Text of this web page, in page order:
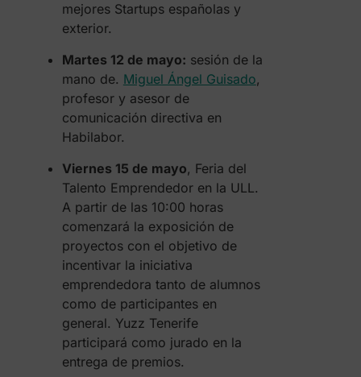
mejores Startups españolas y
exterior.
Martes 12 de mayo: sesión de la
mano de. Miguel Ángel Guisado,
profesor y asesor de
comunicación directiva en
Habilabor.
Viernes 15 de mayo, Feria del
Talento Emprendedor en la ULL.
A partir de las 10:00 horas
comenzará la exposición de
proyectos con el objetivo de
incentivar la iniciativa
emprendedora tanto de alumnos
como de participantes en
general. Yuzz Tenerife
participará como jurado en la
entrega de premios.